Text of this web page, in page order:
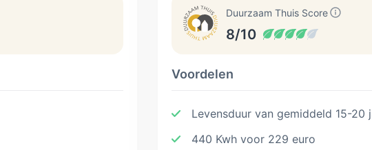
Duurzaam Thuis Score
8/10
Voordelen
Levensduur van gemiddeld 15-20
440 Kwh voor 229 euro